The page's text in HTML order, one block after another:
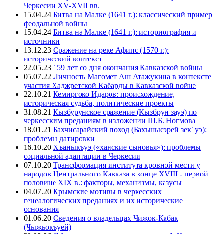
Черкесии XV-XVII вв.
15.04.24 Битва на Малке (1641 г.): классический пример
феодальной войны
15.04.24 Битва на Малке (1641 г.): историография и
источники
13.12.23 Сражение на реке Афипс (1570 г.):
исторический контекст
22.05.23 159 лет со дня окончания Кавказской войны
05.07.22 Личность Магомет Аш Атажукина в контексте
участия Хаджретской Кабарды в Кавказской войне
22.10.21 Кемиргоко Идаров: происхождение,
историческая судьба, политические проекты
31.08.21 Кызбурунское сражение (Кызбрун зауэ) по
черкесским преданиям в изложении Ш.Б. Ногмова
18.01.21 Бахчисарайский поход (Бахъшысэрей зек1уэ):
проблемы датировки
16.10.20 Хъаныкъуэ («ханские сыновья»): проблемы
социальной адаптации в Черкесии
07.10.20 Трансформация института кровной мести у
народов Центрального Кавказа в конце XVIII - первой
половине XIX в.: факторы, механизмы, казусы
04.07.20 Крымские мотивы в черкесских
генеалогических преданиях и их исторические
основания
01.06.20 Сведения о владельцах Чижок-Кабак
(Чыжьокъуей)